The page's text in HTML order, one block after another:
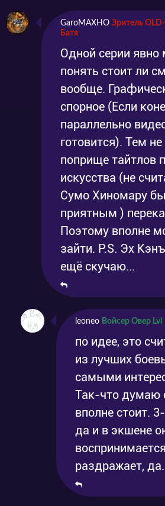
GaroMAXHO Зритель OLD-
Батя
Одной серии явно
понять стоит ли
вообще.
спорное (Если
параллельно
готовится). Тем
поприще тайтлов
искусства (не
Сумо Хиномару
приятным )
Поэтому вполне
зайти. P.S. Эх
ещё скучаю...
leoneo Войсер Овер Lvl
по идее, это
из лучших
самыми
Так-что думаю
вполне стоит.
да и в экшене
раздражает,